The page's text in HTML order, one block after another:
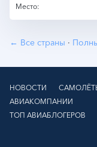
Место:
← Все страны ·
НОВОСТИ
АВИАКОМПАНИИ
ТОП АВИАБЛОГЕРОВ